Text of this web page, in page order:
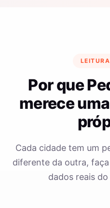
Por que
merece
Cada cidade tem um
diferente da outra,
dados reais